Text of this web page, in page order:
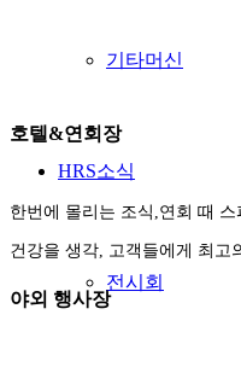
기타머신
HRS소식
전시회
호텔&연회장
한번에 몰리는 조식,연회 때 스
건강을 생각, 고객들에게 최고
야외 행사장